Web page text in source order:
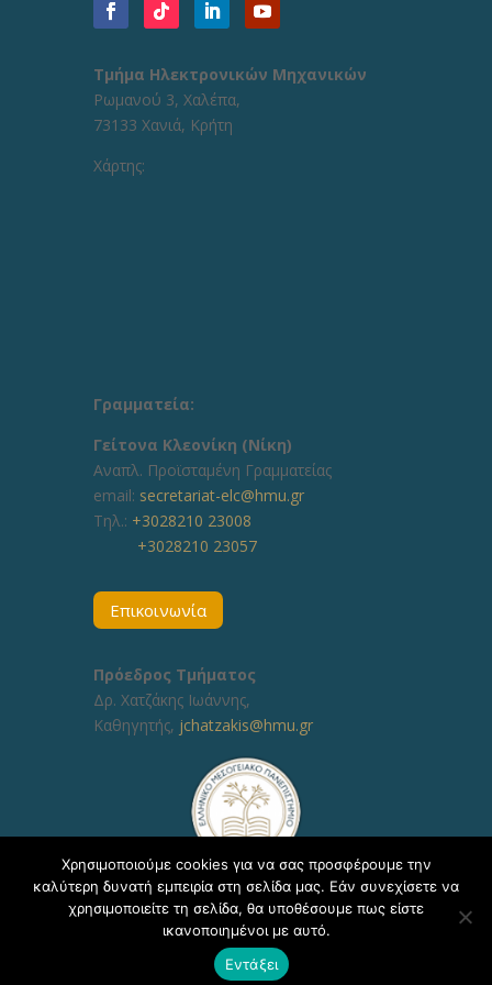
Τμήμα Ηλεκτρονικών Μηχανικών
Ρωμανού 3, Χαλέπα,
73133 Χανιά, Κρήτη
Χάρτης:
Γραμματεία:
Γείτονα Κλεονίκη (Νίκη)
Aναπλ. Προϊσταμένη Γραμματείας
email: secretariat-elc@hmu.gr
Τηλ.: +3028210 23008
+3028210 23057
Επικοινωνία
Πρόεδρος Τμήματος
Δρ. Χατζάκης Ιωάννης,
Καθηγητής, jchatzakis@hmu.gr
Copyright © 2020, ΕΛΜΕΠΑ Τμήμα Υποστήριξης
Εκπαιδευτικών Διαδικασιών - Δ/νση Πληροφορικής
Χρησιμοποιούμε cookies για να σας προσφέρουμε την
καλύτερη δυνατή εμπειρία στη σελίδα μας. Εάν συνεχίσετε να
χρησιμοποιείτε τη σελίδα, θα υποθέσουμε πως είστε
ικανοποιημένοι με αυτό.
Εντάξει